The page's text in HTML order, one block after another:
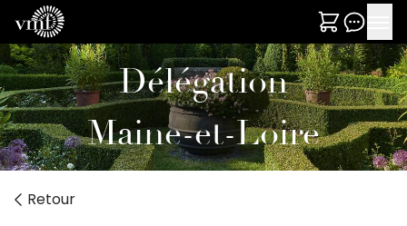
Délégation
Maine-et-Loire
Retour